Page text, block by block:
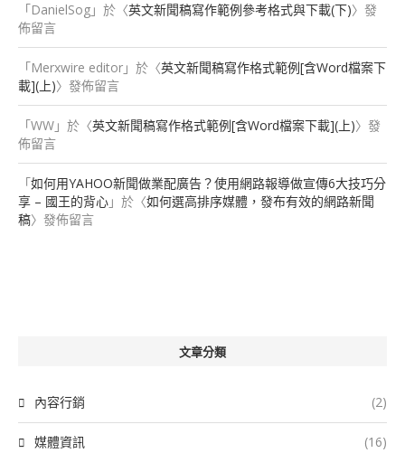
「DanielSog 」於〈英文新聞稿寫作範例參考格式與下載(下)〉發
佈留言
「Merxwire editor 」於〈英文新聞稿寫作格式範例[含Word檔案下
載](上)〉發佈留言
「WW 」於〈英文新聞稿寫作格式範例[含Word檔案下載](上)〉發
佈留言
「如何用YAHOO新聞做業配廣告？使用網路報導做宣傳6大技巧分
享 – 國王的背心 」於〈如何選高排序媒體，發布有效的網路新聞
稿〉發佈留言
文章分類
內容行銷 (2)
媒體資訊 (16)